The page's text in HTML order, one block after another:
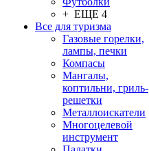
+ ЕЩЕ 4
Все для туризма
Газовые горелки,
лампы, печки
Компасы
Мангалы,
коптильни, гриль-
решетки
Металлоискатели
Многоцелевой
инструмент